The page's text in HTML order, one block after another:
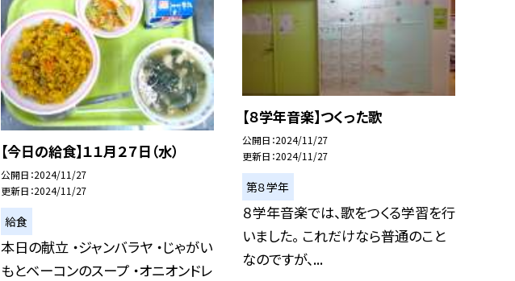
【今日の給食】１１月２７日（水）
公開日 2024/11/27
更新日 2024/11/27
給食
本日の献立 ・ジャンバラヤ ・じゃがい
もとベーコンのスープ ・オニオンドレ
【８学年音楽】つくった歌
公開日 2024/11/27
更新日 2024/11/27
第８学年
８学年音楽では、歌をつくる学習を行
いました。 これだけなら普通のこと
なのですが、...